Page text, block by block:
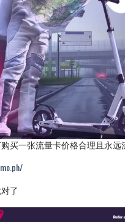
买一张流量卡价格合理且永远
了